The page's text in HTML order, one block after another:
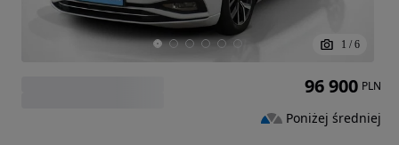
1 / 6
96 900 PLN
Poniżej średniej